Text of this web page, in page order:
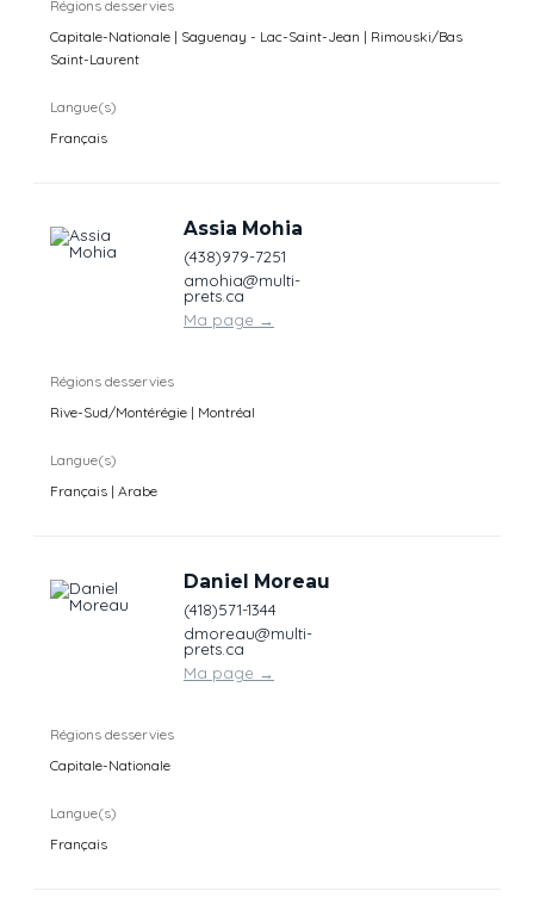
Régions desservies
Capitale-Nationale | Saguenay - Lac-Saint-Jean | Rimouski/Bas
Saint-Laurent
Langue(s)
Français
Assia Mohia
(438)979-7251
amohia@multi-
prets.ca
Ma page →
Régions desservies
Rive-Sud/Montérégie | Montréal
Langue(s)
Français | Arabe
Daniel Moreau
(418)571-1344
dmoreau@multi-
prets.ca
Ma page →
Régions desservies
Capitale-Nationale
Langue(s)
Français